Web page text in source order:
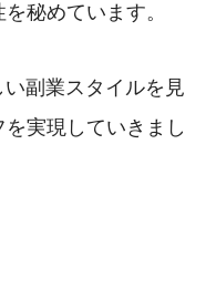
秘めています。
副業スタイルを見
実現していきまし